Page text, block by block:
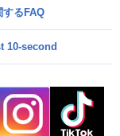
するFAQ
10-second